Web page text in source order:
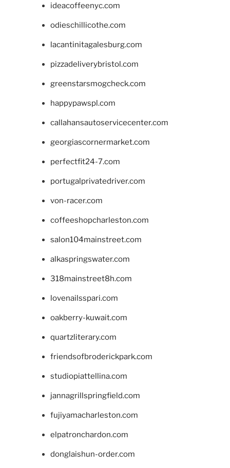
ideacoffeenyc.com
odieschillicothe.com
lacantinitagalesburg.com
pizzadeliverybristol.com
greenstarsmogcheck.com
happypawspl.com
callahansautoservicecenter.com
georgiascornermarket.com
perfectfit24-7.com
portugalprivatedriver.com
von-racer.com
coffeeshopcharleston.com
salon104mainstreet.com
alkaspringswater.com
318mainstreet8h.com
lovenailsspari.com
oakberry-kuwait.com
quartzliterary.com
friendsofbroderickpark.com
studiopiattellina.com
jannagrillspringfield.com
fujiyamacharleston.com
elpatronchardon.com
donglaishun-order.com